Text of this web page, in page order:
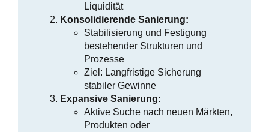
Liquidität
Konsolidierende Sanierung:
Stabilisierung und Festigung
bestehender Strukturen und
Prozesse
Ziel: Langfristige Sicherung
stabiler Gewinne
Expansive Sanierung:
Aktive Suche nach neuen Märkten,
Produkten oder